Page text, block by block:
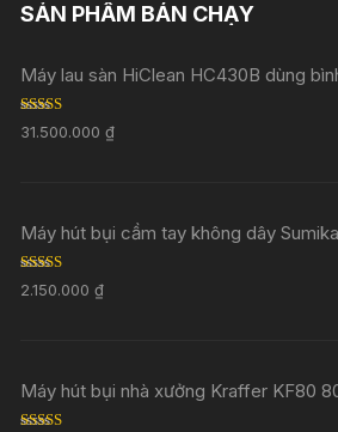
SẢN PHẨM BÁN CHẠY
Máy lau sàn HiClean HC430B dùng
Rated5.00
out of 5
31.500.000₫
Máy hút bụi cầm tay không dây
Rated5.00
out of 5
2.150.000₫
Máy hút bụi nhà xưởng Kraffer KF80